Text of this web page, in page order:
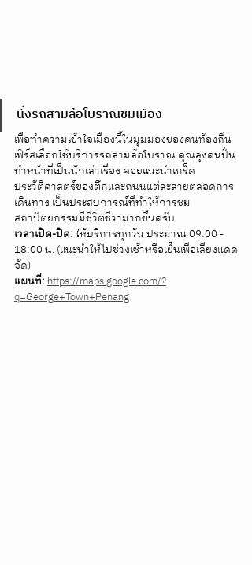
นั่งรถสามล้อโบราณชมเมือง
เพื่อทำความเข้าใจเมืองนี้ในมุมมองของคนท้องถิ่น
เฟิร์สเลือกใช้บริการรถสามล้อโบราณ คุณลุงคนปั่น
ทำหน้าที่เป็นนักเล่าเรื่อง คอยแนะนำเกร็ด
ประวัติศาสตร์ของตึกและถนนแต่ละสายตลอดการ
เดินทาง เป็นประสบการณ์ที่ทำให้การชม
สถาปัตยกรรมมีชีวิตชีวามากขึ้นครับ
เวลาเปิด-ปิด: ให้บริการทุกวัน ประมาณ 09:00 -
18:00 น. (แนะนำให้ไปช่วงเช้าหรือเย็นเพื่อเลี่ยงแดด
จัด)
แผนที่:https://maps.google.com/?
q=George+Town+Penang